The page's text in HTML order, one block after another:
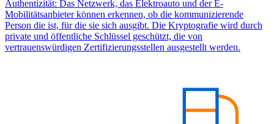
Authentizität: Das Netzwerk, das Elektroauto und der E-
Mobilitätsanbieter können erkennen, ob die kommunizierende
Person die ist, für die sie sich ausgibt. Die Kryptografie wird durch
private und öffentliche Schlüssel geschützt, die von
vertrauenswürdigen Zertifizierungsstellen ausgestellt werden.